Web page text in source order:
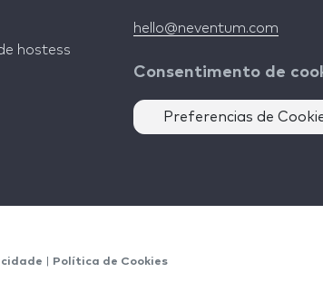
hostess
hello@neventum.com
Consentimento de
Preferencias de
Política de Cookies